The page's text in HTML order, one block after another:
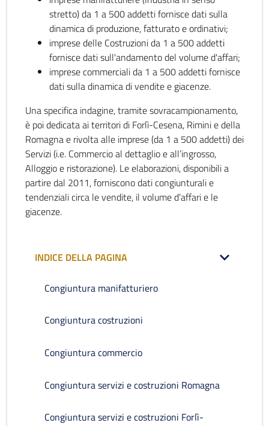
stretto) da 1 a 500 addetti fornisce dati sulla
dinamica di produzione, fatturato e ordinativi;
imprese delle Costruzioni da 1 a 500 addetti
fornisce dati sull'andamento del volume d'affari;
imprese commerciali da 1 a 500 addetti fornisce
dati sulla dinamica di vendite e giacenze.
Una specifica indagine, tramite sovracampionamento,
è poi dedicata ai territori di Forlì-Cesena, Rimini e della
Romagna e rivolta alle imprese (da 1 a 500 addetti) dei
Servizi (i.e. Commercio al dettaglio e all’ingrosso,
Alloggio e ristorazione). Le elaborazioni, disponibili a
partire dal 2011, forniscono dati congiunturali e
tendenziali circa le vendite, il volume d’affari e le
giacenze.
INDICE DELLA PAGINA
Congiuntura manifatturiero
Congiuntura costruzioni
Congiuntura commercio
Congiuntura servizi e costruzioni Romagna
Congiuntura servizi e costruzioni Forlì-